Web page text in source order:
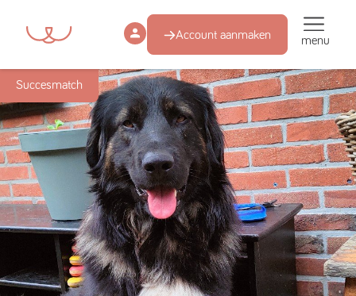
Account aanmaken menu
Succesmatch